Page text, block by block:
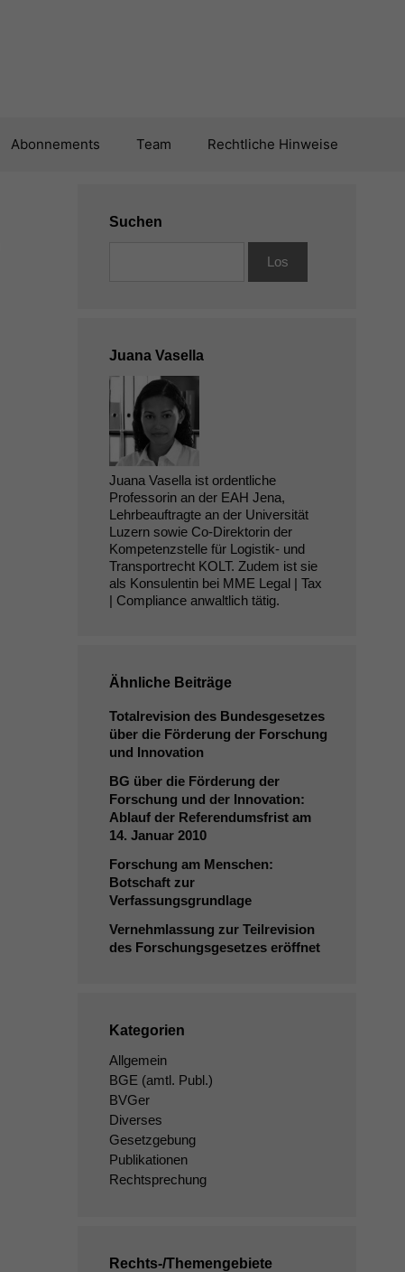
Abonnements Team Rechtliche Hinweise
Suchen
Juana Vasella
Juana Vasella ist ordentliche
Professorin an der EAH Jena,
Lehrbeauftragte an der Universität
Luzern sowie Co-Direktorin der
Kompetenzstelle für Logistik- und
Transportrecht KOLT. Zudem ist sie
als Konsulentin bei MME Legal | Tax
| Compliance anwaltlich tätig.
Ähnliche Beiträge
Totalrevision des Bundesgesetzes
über die Förderung der Forschung
und Innovation
BG über die Förderung der
Forschung und der Innovation:
Ablauf der Referendumsfrist am
14. Januar 2010
Forschung am Menschen:
Botschaft zur
Verfassungsgrundlage
Vernehmlassung zur Teilrevision
des Forschungsgesetzes eröffnet
Kategorien
Allgemein
BGE (amtl. Publ.)
BVGer
Diverses
Gesetzgebung
Publikationen
Rechtsprechung
Rechts-/Themengebiete